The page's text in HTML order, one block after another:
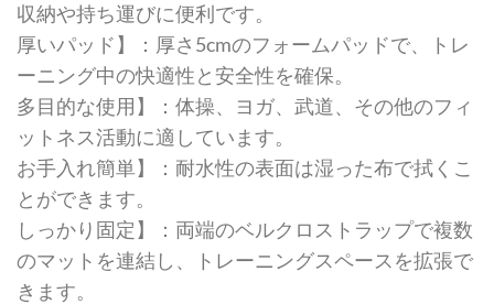
収納や持ち運びに便利です。
厚いパッド】：厚さ5cmのフォームパッドで、トレ
ーニング中の快適性と安全性を確保。
多目的な使用】：体操、ヨガ、武道、その他のフィ
ットネス活動に適しています。
お手入れ簡単】：耐水性の表面は湿った布で拭くこ
とができます。
しっかり固定】：両端のベルクロストラップで複数
のマットを連結し、トレーニングスペースを拡張で
きます。